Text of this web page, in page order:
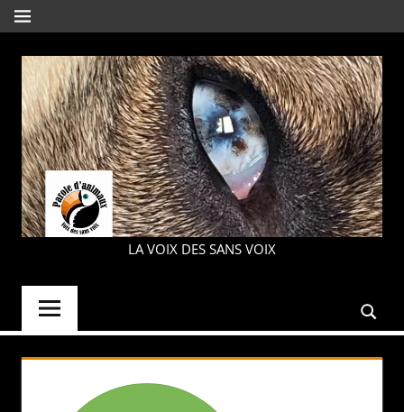
Aller
au
contenu
MENU
PAROLE
LA VOIX DES SANS VOIX